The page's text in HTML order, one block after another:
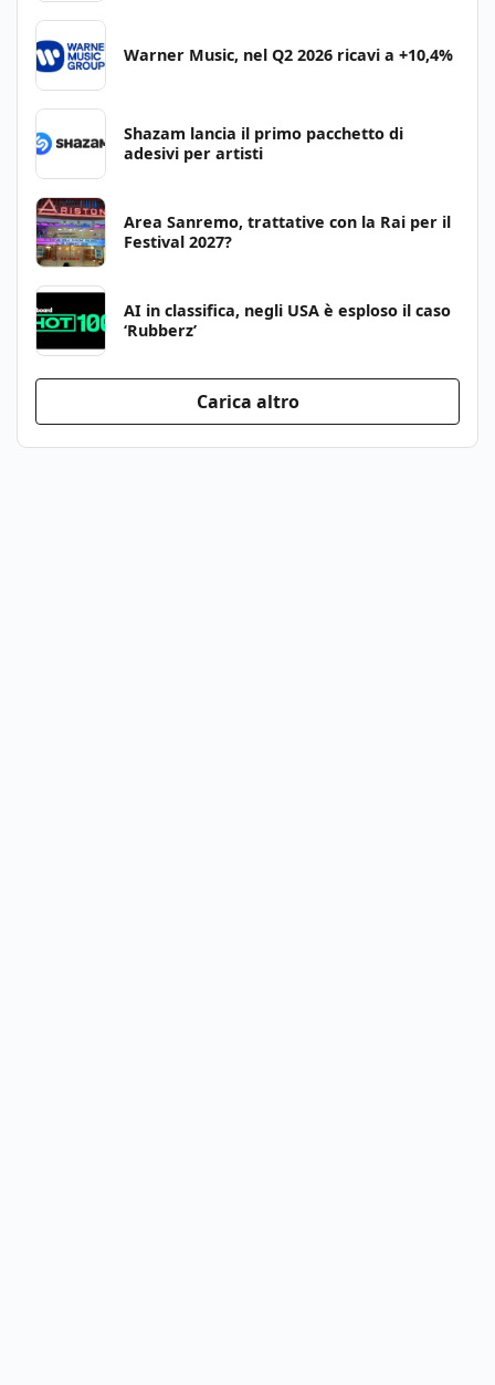
Warner Music, nel Q2 2026 ricavi a +10,4%
Shazam lancia il primo pacchetto di
adesivi per artisti
Area Sanremo, trattative con la Rai per il
Festival 2027?
AI in classifica, negli USA è esploso il caso
‘Rubberz’
Carica altro